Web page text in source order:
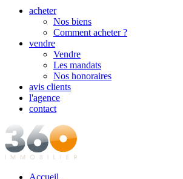
acheter
Nos biens
Comment acheter ?
vendre
Vendre
Les mandats
Nos honoraires
avis clients
l'agence
contact
Accueil